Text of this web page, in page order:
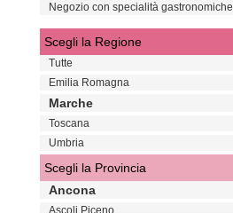
Negozio con specialità gastronomiche
Scegli la Regione
Tutte
Emilia Romagna
Marche
Toscana
Umbria
Scegli la Provincia
Ancona
Ascoli Piceno